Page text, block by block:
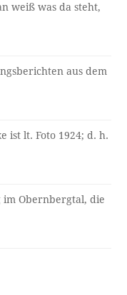
weiß was da steht,
aus dem
ist lt. Foto 1924; d. h.
im Obernbergtal, die